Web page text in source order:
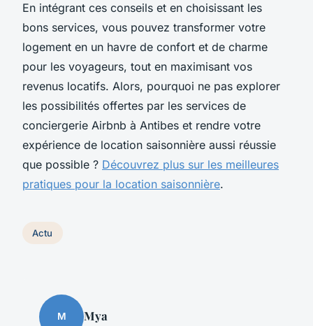
En intégrant ces conseils et en choisissant les
bons services, vous pouvez transformer votre
logement en un havre de confort et de charme
pour les voyageurs, tout en maximisant vos
revenus locatifs. Alors, pourquoi ne pas explorer
les possibilités offertes par les services de
conciergerie Airbnb à Antibes et rendre votre
expérience de location saisonnière aussi réussie
que possible ? Découvrez plus sur les meilleures
pratiques pour la location saisonnière.
Actu
M Mya